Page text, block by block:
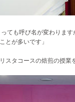
ても呼び名が変わりま
とが多いです」
スタコースの焙煎の授業